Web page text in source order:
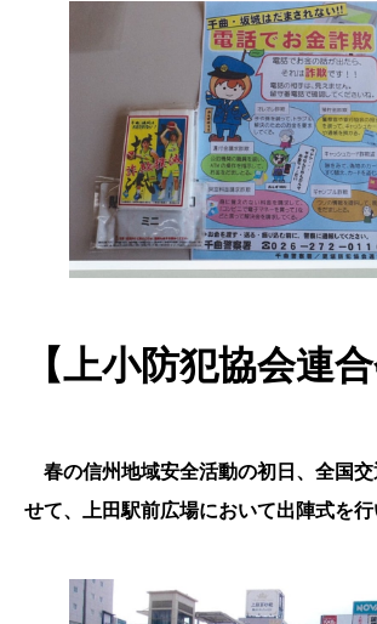
【上小防犯協会連合
春の信州地域安全活動の初日、全国
せて、上田駅前広場において出陣式を行